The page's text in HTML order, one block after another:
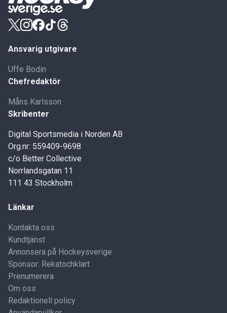
Ansvarig utgivare
Uffe Bodin
Chefredaktör
Måns Karlsson
Skribenter
Digital Sportsmedia i Norden AB
Org.nr: 559409-9698
c/o Better Collective
Norrlandsgatan 11
111 43 Stockholm
Länkar
Kontakta oss
Kundtjänst
Annonsera på Hockeysverige
Sponsor: Rekatochklart
Prenumerera
Om oss
Redaktionell policy